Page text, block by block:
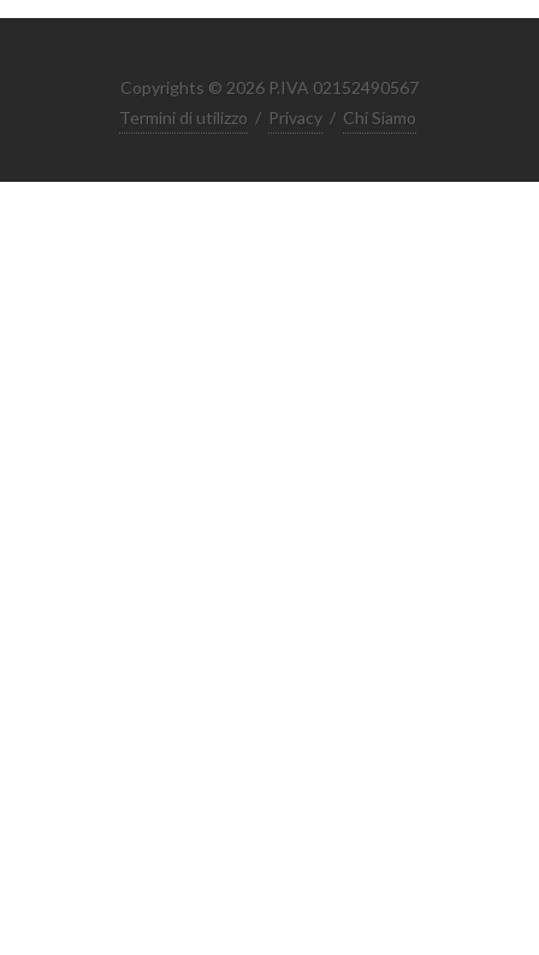
Copyrights © 2026 P.IVA 02152490567
Termini di utilizzo / Privacy / Chi Siamo